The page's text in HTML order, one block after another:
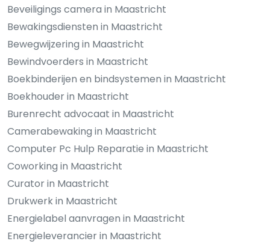
Beveiligings camera in Maastricht
Bewakingsdiensten in Maastricht
Bewegwijzering in Maastricht
Bewindvoerders in Maastricht
Boekbinderijen en bindsystemen in Maastricht
Boekhouder in Maastricht
Burenrecht advocaat in Maastricht
Camerabewaking in Maastricht
Computer Pc Hulp Reparatie in Maastricht
Coworking in Maastricht
Curator in Maastricht
Drukwerk in Maastricht
Energielabel aanvragen in Maastricht
Energieleverancier in Maastricht